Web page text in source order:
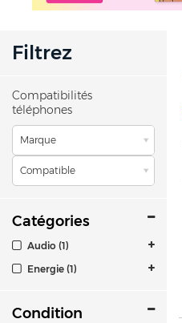
Filtrez
Compatibilités
téléphones
Marque
Compatible
Catégories
Audio (1)
Energie (1)
Condition